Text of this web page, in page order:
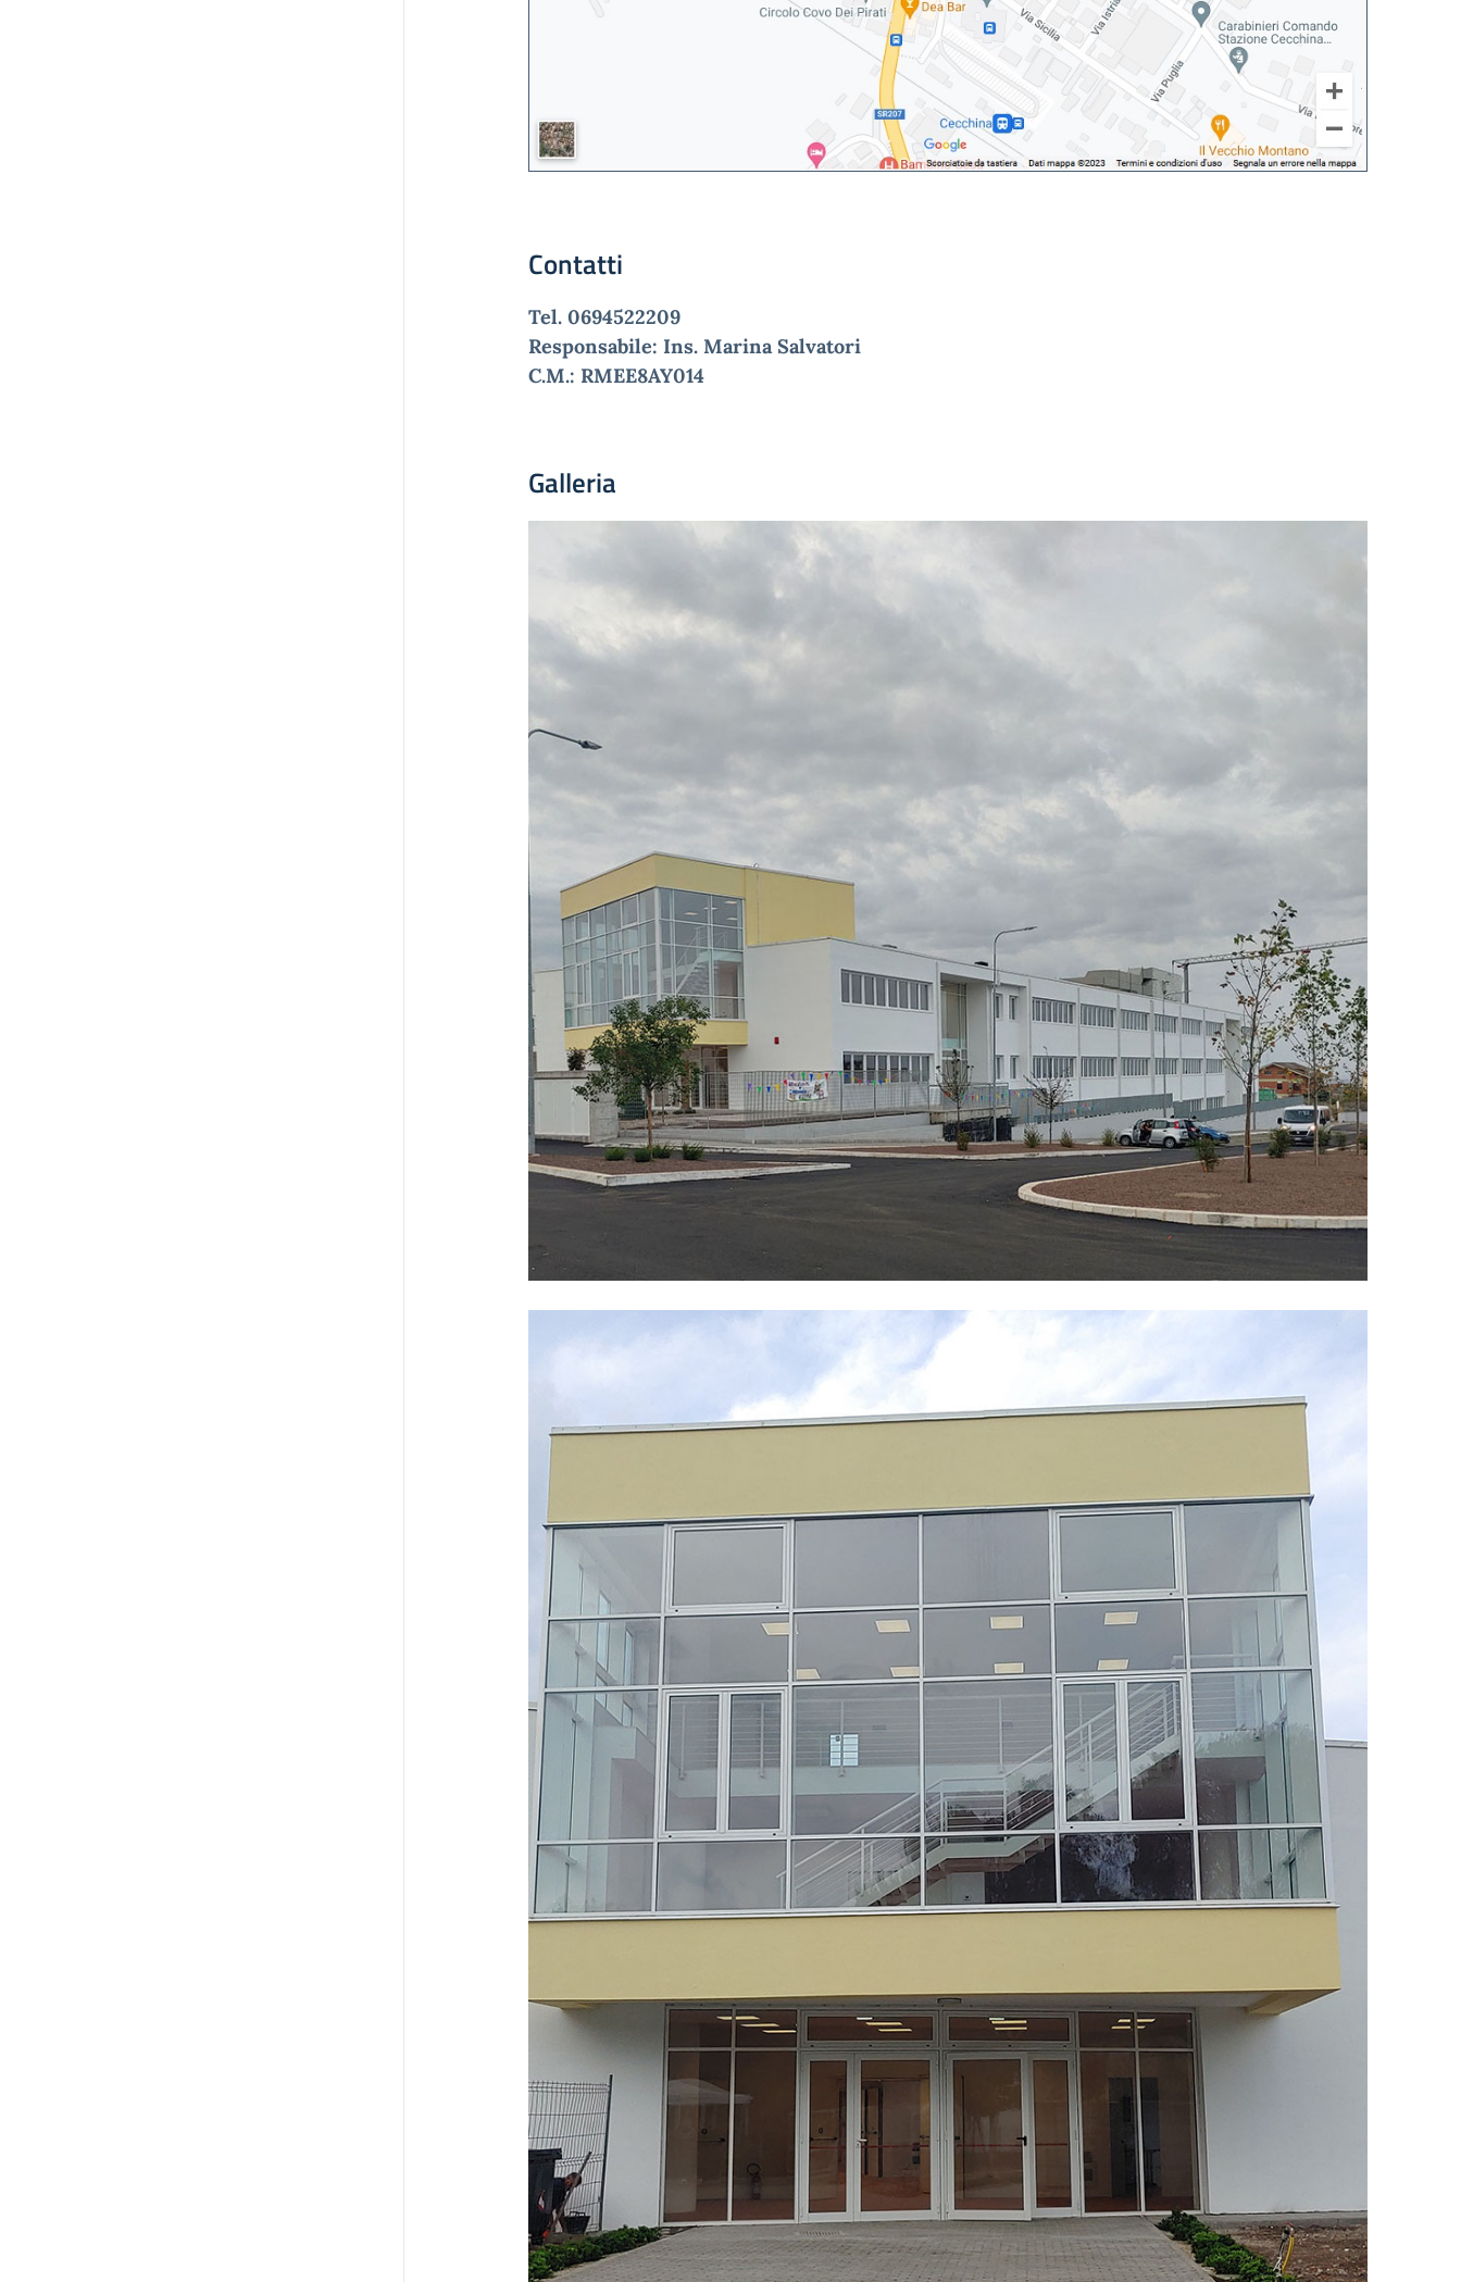
Contatti
Tel. 0694522209
Responsabile: Ins. Marina Salvatori
C.M.: RMEE8AY014
Galleria